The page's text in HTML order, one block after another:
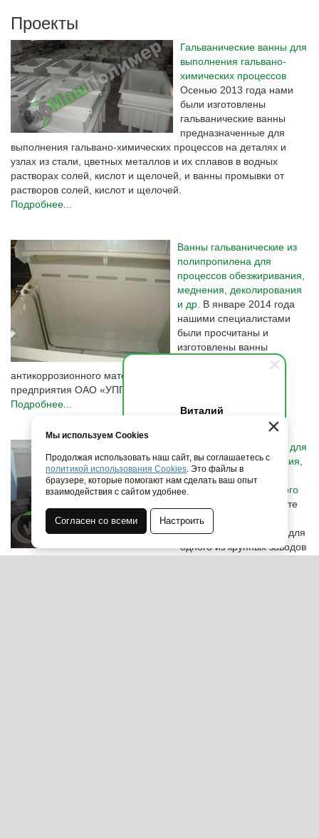
Виталий
если у вас появятся вопросы.
Проекты
Гальванические ванны для
выполнения гальвано-
химических процессов
Осенью 2013 года нами
были изготовлены
гальванические ванны
предназначенные для
выполнения гальвано-химических процессов на деталях и
узлах из стали, цветных металлов и их сплавов в водных
растворах солей, кислот и щелочей, и ванны промывки от
растворов солей, кислот и щелочей.
Подробнее...
Ванны гальванические из
полипропилена для
процессов обезжиривания,
меднения, деколирования
и др. В январе 2014 года
нашими специалистами
были просчитаны и
изготовлены ванны
антикоррозионного материала по Техническому Заданию
предприятия ОАО «УПП «Вектор»
Подробнее...
Гальванические ванны для
процессов анодирования,
оксидирования,
осветления, химического
В марте
2015 года изготовлены
гальванические ванны для
одного из крупных заводов
×
Мы используем Cookies
Продолжая использовать наш сайт, вы соглашаетесь с
политикой использования Cookies. Это файлы в
браузере, которые помогают нам сделать ваш опыт
взаимодействия с сайтом удобнее.
Согласен со всеми Настроить